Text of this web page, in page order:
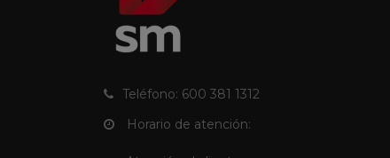
Teléfono: 600 381 1312
Horario de atención: